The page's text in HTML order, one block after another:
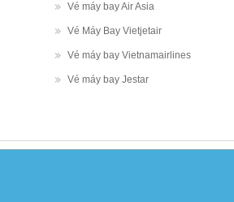
Vé máy bay Air Asia
Vé Máy Bay Vietjetair
Vé máy bay Vietnamairlines
Vé máy bay Jestar